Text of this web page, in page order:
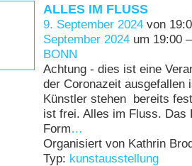
ALLES IM FLUSS
9. September 2024von
September 2024um 19:00
BONN
Achtung - dies ist eine
der Coronazeit ausgefallen
Künstler stehen bereits
ist frei. Alles im Fluss. Das
Form…
Organisiert von Kathrin
Typ: kunstausstellung